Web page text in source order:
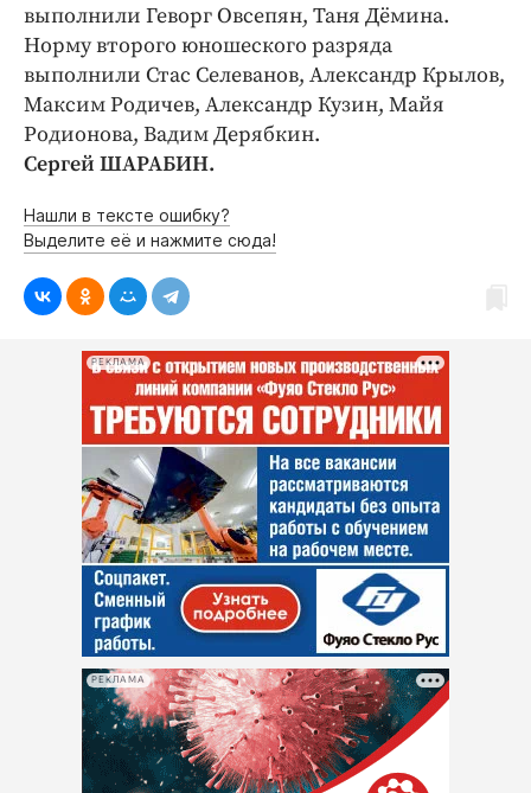
выполнили Геворг Овсепян, Таня Дёмина.
Норму второго юношеского разряда
выполнили Стас Селеванов, Александр Крылов,
Максим Родичев, Александр Кузин, Майя
Родионова, Вадим Дерябкин.
Сергей ШАРАБИН.
Нашли в тексте ошибку?
Выделите её и нажмите сюда!
РЕКЛАМА
РЕКЛАМА